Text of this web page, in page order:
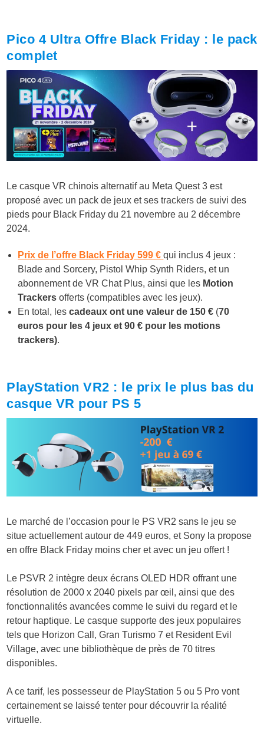
Pico 4 Ultra Offre Black Friday : le pack
complet
Le casque VR chinois alternatif au Meta Quest 3 est
proposé avec un pack de jeux et ses trackers de suivi des
pieds pour Black Friday du 21 novembre au 2 décembre
2024.
Prix de l’offre Black Friday 599 € qui inclus 4 jeux :
Blade and Sorcery, Pistol Whip Synth Riders, et un
abonnement de VR Chat Plus, ainsi que les Motion
Trackers offerts (compatibles avec les jeux).
En total, lescadeaux ont une valeur de 150 € (70
euros pour les 4 jeux et 90 € pour les motions
trackers).
PlayStation VR2 : le prix le plus bas du
casque VR pour PS 5
Le marché de l’occasion pour le PS VR2 sans le jeu se
situe actuellement autour de 449 euros, et Sony la propose
en offre Black Friday moins cher et avec un jeu offert !
Le PSVR 2 intègre deux écrans OLED HDR offrant une
résolution de 2000 x 2040 pixels par œil, ainsi que des
fonctionnalités avancées comme le suivi du regard et le
retour haptique. Le casque supporte des jeux populaires
tels que Horizon Call, Gran Turismo 7 et Resident Evil
Village, avec une bibliothèque de près de 70 titres
disponibles.
A ce tarif, les possesseur de PlayStation 5 ou 5 Pro vont
certainement se laissé tenter pour découvrir la réalité
virtuelle.